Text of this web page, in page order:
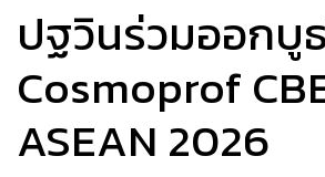
ปฐวินร่วมออกบู
Cosmoprof
ASEAN 2026